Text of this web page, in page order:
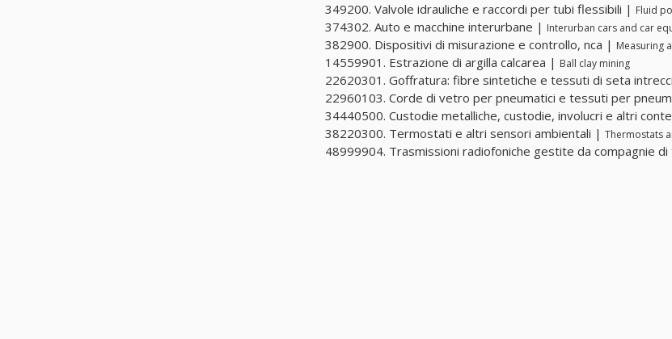
349200. Valvole idrauliche e raccordi per tubi flessibili | Fluid
374302. Auto e macchine interurbane | Interurban cars and car
382900. Dispositivi di misurazione e controllo, nca | Measuring
14559901. Estrazione di argilla calcarea | Ball clay mining
22620301. Goffratura: fibre sintetiche e tessuti di seta
22960103. Corde di vetro per pneumatici e tessuti per
34440500. Custodie metalliche, custodie, involucri e altri
38220300. Termostati e altri sensori ambientali | Thermostats
48999904. Trasmissioni radiofoniche gestite da compagnie di